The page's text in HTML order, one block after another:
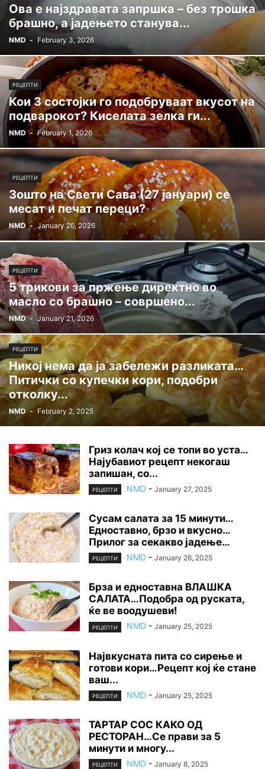
Ова е најздравата запршка – без трошка
брашно, а јадењето станува...
NMD - February 3, 2026
РЕЦЕПТИ
Кои 3 состојки го подобруваат вкусот на
подварокот? Киселата зелка ги...
NMD - February 1, 2026
РЕЦЕПТИ
Зошто на Свети Сава (27 јануари) се
месат и печат переци?
NMD - January 26, 2026
РЕЦЕПТИ
5 трикови за пржење директно во
масло со брашно – совршено...
NMD - January 21, 2026
РЕЦЕПТИ
Никој нема да ја забележи разликата…
Питички со купечки кори, подобри
отколку...
NMD - February 2, 2025
Гриз колач кој се топи во уста…
Најубавиот рецепт некогаш
запишан, со...
РЕЦЕПТИ NMD - January 27, 2025
Сусам салата за 15 минути…
Едноставно, брзо и вкусно…
Прилог за секакво јадење…
РЕЦЕПТИ NMD - January 26, 2025
Брза и едноставна ВЛАШКА
САЛАТА…Подобра од руската,
ќе ве воодушеви!
РЕЦЕПТИ NMD - January 25, 2025
Највкусната пита со сирење и
готови кори…Рецепт кој ќе стане
ваш...
РЕЦЕПТИ NMD - January 25, 2025
ТАРТАР СОС КАКО ОД
РЕСТОРАН…Се прави за 5
минути и многу...
РЕЦЕПТИ NMD - January 8, 2025